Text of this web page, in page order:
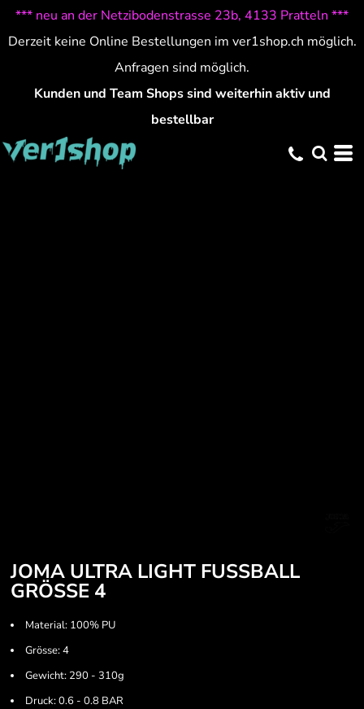
*** neu an der Netzibodenstrasse 23b, 4133 Pratteln ***
Derzeit keine Online Bestellungen im ver1shop.ch möglich.
Anfragen sind möglich.
Kunden und Team Shops sind weiterhin aktiv und
bestellbar
JOMA ULTRA LIGHT FUSSBALL
GRÖSSE 4
Material: 100% PU
Grösse: 4
Gewicht: 290 - 310g
Druck: 0.6 - 0.8 BAR